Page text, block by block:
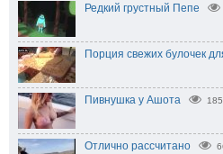
Редкий грустный Пепе
Порция свежих булочек
Пивнушка у Ашота
Отлично рассчитано